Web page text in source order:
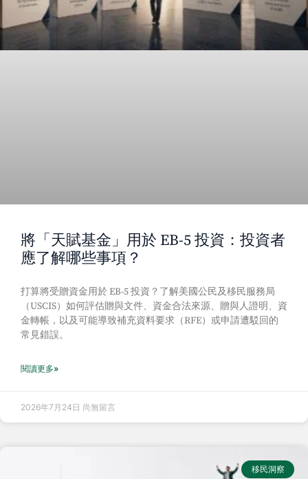
將「天賦基金」用於 EB-5 投資：投資者
應了解哪些事項？
打算將受贈資金用於 EB-5 投資？了解美國公民及移民服務局
（USCIS）如何評估贈與文件、資金合法來源、贈與人證明、資
金轉帳，以及可能導致補充資料要求（RFE）或申請遭駁回的
常見錯誤。
閱讀更多»
2026年7月24日 尚無留言
移民洞察